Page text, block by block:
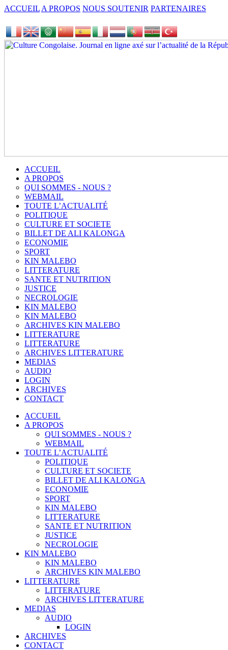
ACCUEIL A PROPOS NOUS SOUTENIR PARTENAIRES
ACCUEIL
A PROPOS
QUI SOMMES - NOUS ?
WEBMAIL
TOUTE L’ACTUALITÉ
POLITIQUE
CULTURE ET SOCIETE
BILLET DE ALI KALONGA
ECONOMIE
SPORT
KIN MALEBO
LITTERATURE
SANTE ET NUTRITION
JUSTICE
NECROLOGIE
KIN MALEBO
KIN MALEBO
ARCHIVES KIN MALEBO
LITTERATURE
LITTERATURE
ARCHIVES LITTERATURE
MEDIAS
AUDIO
LOGIN
ARCHIVES
CONTACT
ACCUEIL
A PROPOS
QUI SOMMES - NOUS ?
WEBMAIL
TOUTE L’ACTUALITÉ
POLITIQUE
CULTURE ET SOCIETE
BILLET DE ALI KALONGA
ECONOMIE
SPORT
KIN MALEBO
LITTERATURE
SANTE ET NUTRITION
JUSTICE
NECROLOGIE
KIN MALEBO
KIN MALEBO
ARCHIVES KIN MALEBO
LITTERATURE
LITTERATURE
ARCHIVES LITTERATURE
MEDIAS
AUDIO
LOGIN
ARCHIVES
CONTACT